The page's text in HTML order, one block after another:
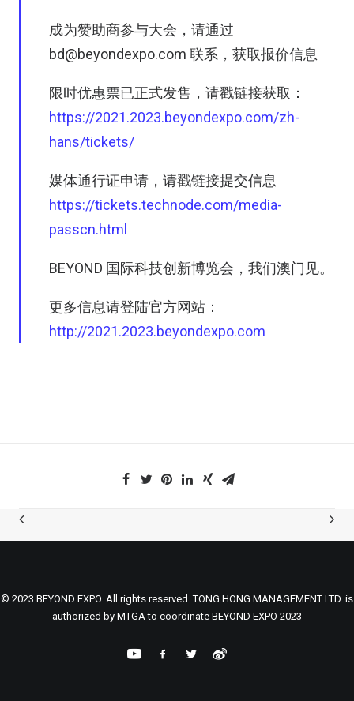
成为赞助商参与大会，请通过
bd@beyondexpo.com 联系，获取报价信息
限时优惠票已正式发售，请戳链接获取：
https://2021.2023.beyondexpo.com/zh-
hans/tickets/
媒体通行证申请，请戳链接提交信息
https://tickets.technode.com/media-
passcn.html
BEYOND 国际科技创新博览会，我们澳门见。
更多信息请登陆官方网站：
http://2021.2023.beyondexpo.com
© 2023 BEYOND EXPO. All rights reserved. TONG HONG MANAGEMENT LTD. is
authorized by MTGA to coordinate BEYOND EXPO 2023